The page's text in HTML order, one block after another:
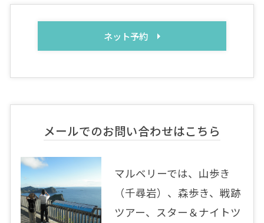
ネット予約
メールでのお問い合わせはこちら
マルベリーでは、山歩き
（千尋岩）、森歩き、戦跡
ツアー、スター＆ナイトツ